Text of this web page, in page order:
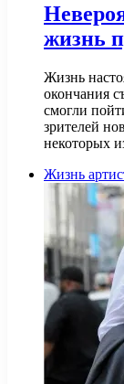
жизнь
Жизнь
окончания
смогли
зрителей
некоторых
Жизнь